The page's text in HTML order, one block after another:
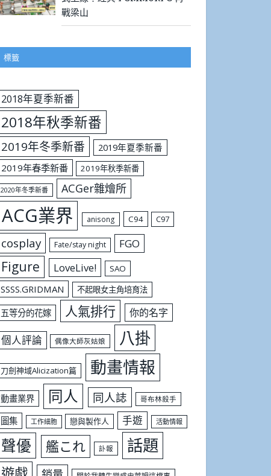
戰梁山
標籤
2018年夏季新番
2018年秋季新番
2019年冬季新番
2019年夏季新番
2019年春季新番
2019年秋季新番
2020年冬季新番 ACGer雜燴所
ACG業界 anisong C94 C97
cosplay Fate/stay night FGO
Figure LoveLive! SAO
SSSS.GRIDMAN 不起眼女主角培育法
五等分的花嫁 人氣排行 你的名字
個人評論 偶像大師灰姑娘 八掛
刀劍神域Alicization篇 動畫情報
動畫業界 同人 同人誌 哥布林殺手
圖集 工作細胞 戀與製作人 手遊 活動情報
聲優 艦これ 訃報 話題